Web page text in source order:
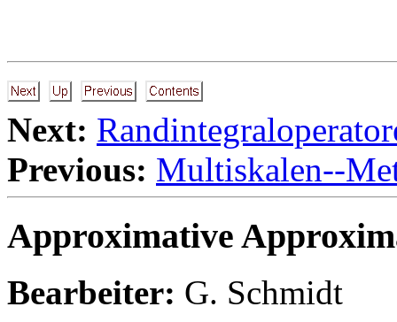
Next:
Previous: Multiskalen--
Approximative
Bearbeiter: G. Schmidt